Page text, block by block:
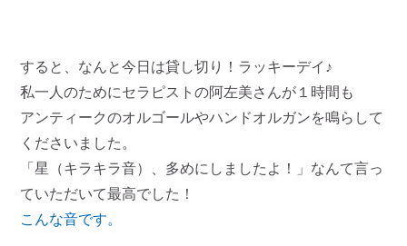
すると、なんと今日は貸し切り！ラッキーデイ♪
私一人のためにセラピストの阿左美さんが１時間も
アンティークのオルゴールやハンドオルガンを鳴らして
くださいました。
「星（キラキラ音）、多めにしましたよ！」なんて言っ
ていただいて最高でした！
こんな音です。